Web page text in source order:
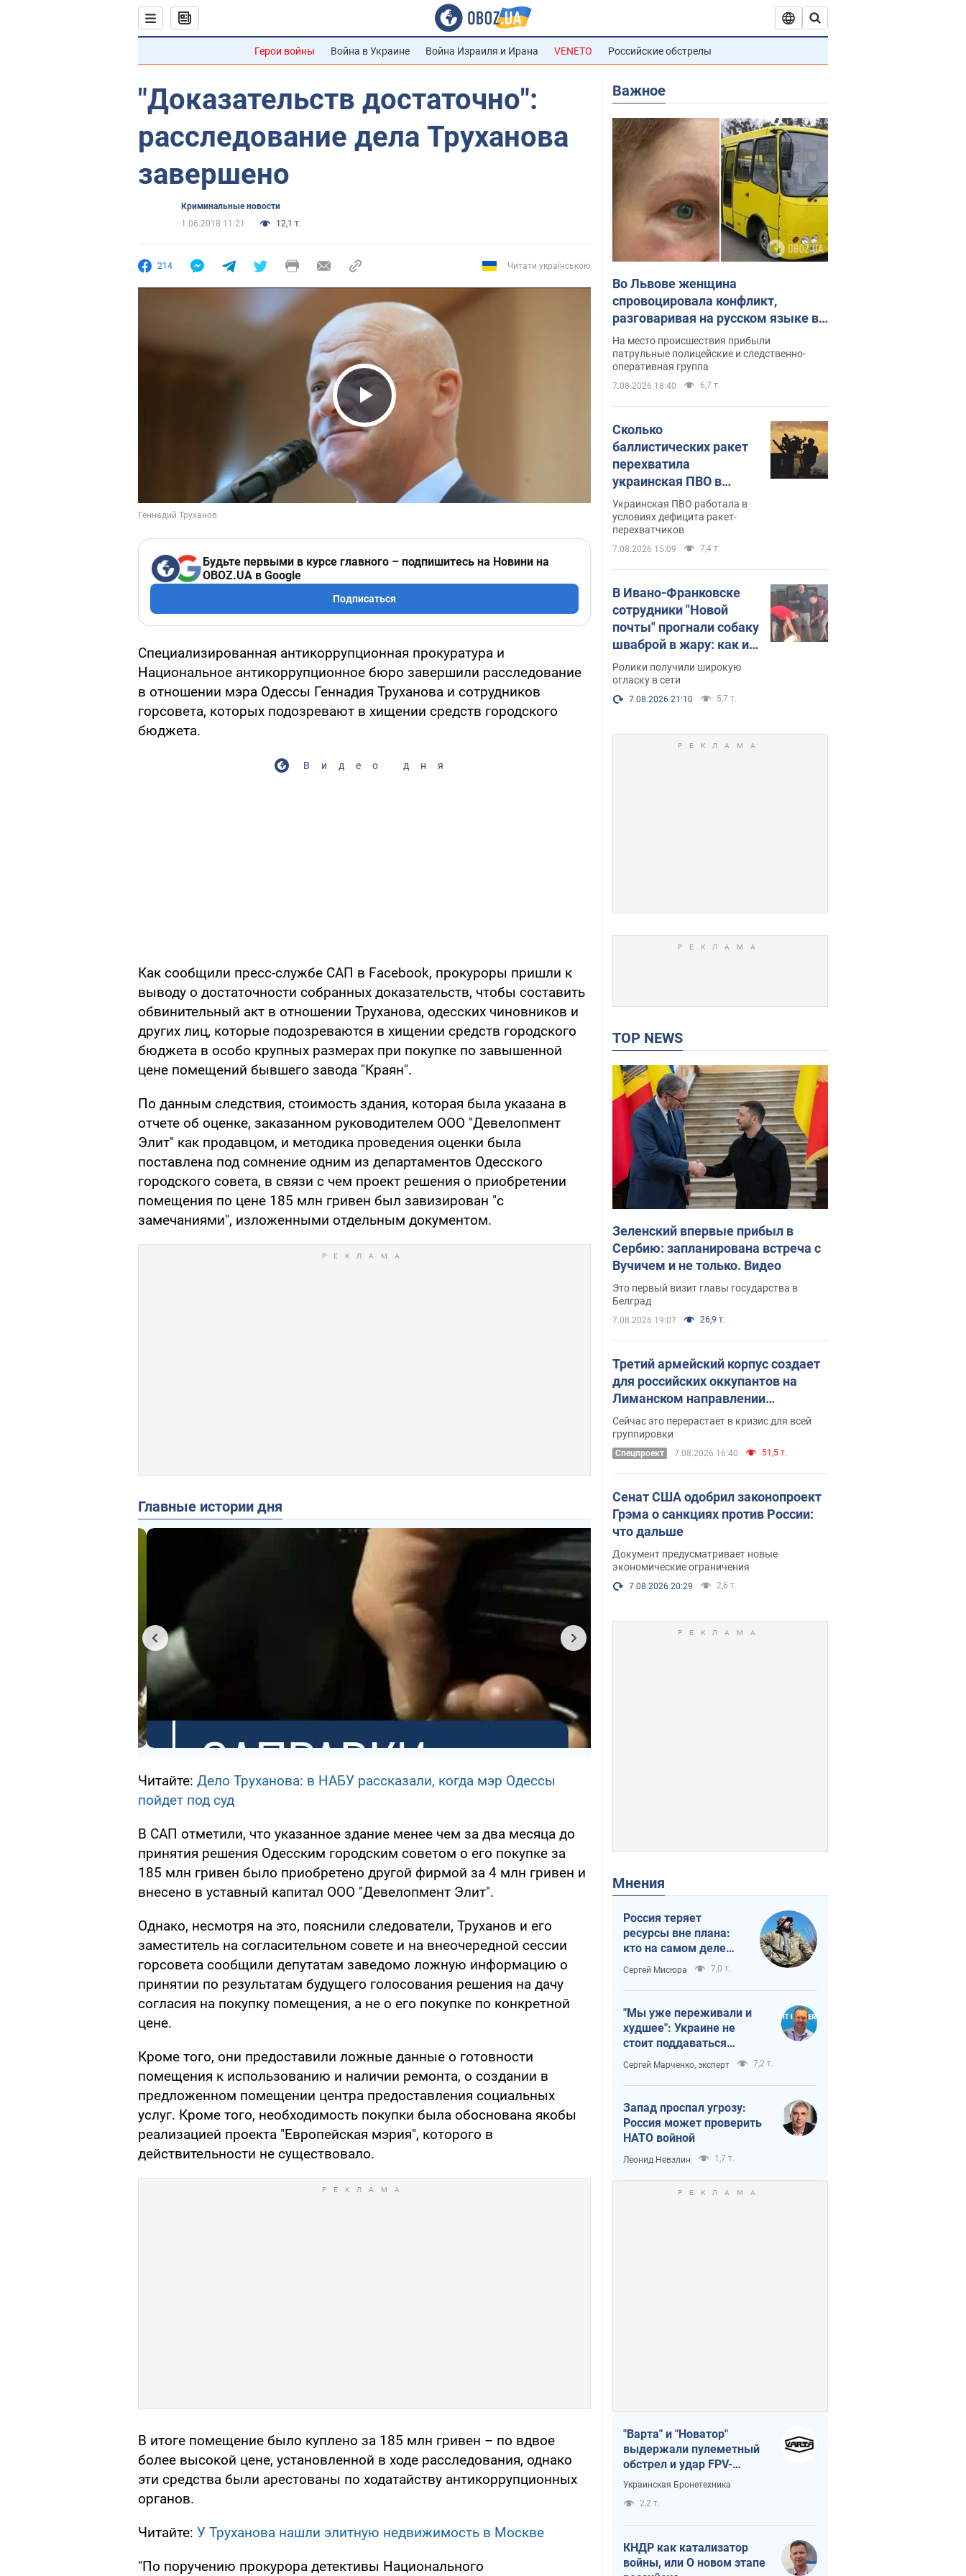
Герои войны Война в Украине Война Израиля и Ирана VENETO Российские обстрелы
"Доказательств достаточно":
расследование дела Труханова
завершено
Криминальные новости
1.06.2018 11:21
12,1 т.
214 Читати українською
Play Video
Будьте первыми в курсе главного – подпишитесь на Новини на
OBOZ.UA в Google
Подписаться
Специализированная антикоррупционная прокуратура и
Национальное антикоррупционное бюро завершили расследование
в отношении мэра Одессы Геннадия Труханова и сотрудников
горсовета, которых подозревают в хищении средств городского
бюджета.
Видео дня
Как сообщили пресс-службе САП в Facebook, прокуроры пришли к
выводу о достаточности собранных доказательств, чтобы составить
обвинительный акт в отношении Труханова, одесских чиновников и
других лиц, которые подозреваются в хищении средств городского
бюджета в особо крупных размерах при покупке по завышенной
цене помещений бывшего завода "Краян".
По данным следствия, стоимость здания, которая была указана в
отчете об оценке, заказанном руководителем ООО "Девелопмент
Элит" как продавцом, и методика проведения оценки была
поставлена ​​под сомнение одним из департаментов Одесского
городского совета, в связи с чем проект решения о приобретении
помещения по цене 185 млн гривен был завизирован "с
замечаниями", изложенными отдельным документом.
Главные истории дня
Читайте: Дело Труханова: в НАБУ рассказали, когда мэр Одессы
пойдет под суд
В САП отметили, что указанное здание менее чем за два месяца до
принятия решения Одесским городским советом о его покупке за
185 млн гривен было приобретено другой фирмой за 4 млн гривен и
внесено в уставный капитал ООО "Девелопмент Элит".
Однако, несмотря на это, пояснили следователи, Труханов и его
заместитель на согласительном совете и на внеочередной сессии
горсовета сообщили депутатам заведомо ложную информацию о
принятии по результатам будущего голосования решения на дачу
согласия на покупку помещения, а не о его покупке по конкретной
цене.
Кроме того, они предоставили ложные данные о готовности
помещения к использованию и наличии ремонта, о создании в
предложенном помещении центра предоставления социальных
услуг. Кроме того, необходимость покупки была обоснована якобы
реализацией проекта "Европейская мэрия", которого в
действительности не существовало.
В итоге помещение было куплено за 185 млн гривен – по вдвое
более высокой цене, установленной в ходе расследования, однако
эти средства были арестованы по ходатайству антикоррупционных
органов.
Читайте: У Труханова нашли элитную недвижимость в Москве
"По поручению прокурора детективы Национального
Важное
Во Львове женщина
спровоцировала конфликт,
разговаривая на русском языке в
маршрутке: полиция составила
административный протокол.
Видео
На место происшествия прибыли
патрульные полицейские и следственно-
оперативная группа
7.08.2026 18:40 6,7 т.
Сколько
баллистических ракет
перехватила
украинская ПВО в
июле: в Минобороны
назвали цифру
Украинская ПВО работала в
условиях дефицита ракет-
перехватчиков
7.08.2026 15:09 7,4 т.
В Ивано-Франковске
сотрудники "Новой
почты" прогнали собаку
шваброй в жару: как их
наказали. Видео
Ролики получили широкую
огласку в сети
7.08.2026 21:10 5,7 т.
TOP NEWS
Зеленский впервые прибыл в
Сербию: запланирована встреча с
Вучичем и не только. Видео
Это первый визит главы государства в
Белград
7.08.2026 19:07 26,9 т.
Третий армейский корпус создает
для российских оккупантов на
Лиманском направлении
критический дискомфорт: как это
удалось
Сейчас это перерастает в кризис для всей
группировки
Спецпроект 7.08.2026 16:40 51,5 т.
Сенат США одобрил законопроект
Грэма о санкциях против России:
что дальше
Документ предусматривает новые
экономические ограничения
7.08.2026 20:29 2,6 т.
Мнения
Россия теряет
ресурсы вне плана:
кто на самом деле
диктует темп войны
Сергей Мисюра 7,0 т.
"Мы уже переживали и
худшее": Украине не
стоит поддаваться
отчаянию из-за
ракетного террора
Сергей Марченко, эксперт 7,2 т.
Запад проспал угрозу:
Россия может проверить
НАТО войной
Леонид Невзлин 1,7 т.
"Варта" и "Новатор"
выдержали пулеметный
обстрел и удар FPV-
дрона, сохранив жизнь
Украинская Бронетехника
2,2 т.
КНДР как катализатор
войны, или О новом этапе